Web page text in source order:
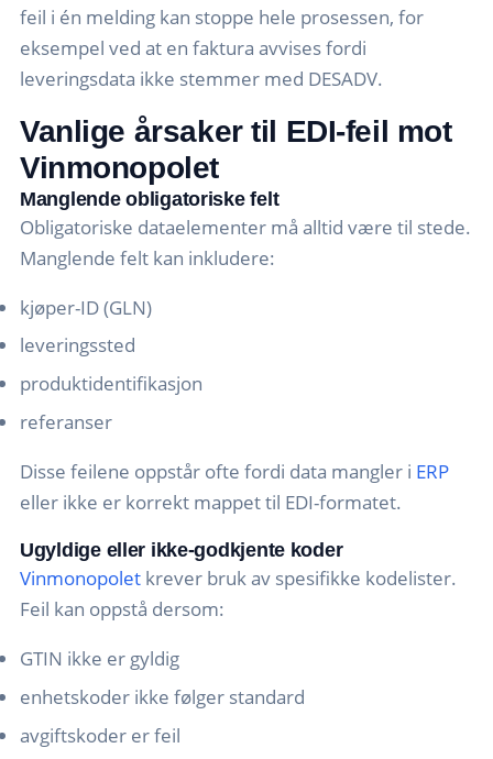
feil i én melding kan stoppe hele prosessen, for
eksempel ved at en faktura avvises fordi
leveringsdata ikke stemmer med DESADV.
Vanlige årsaker til EDI-feil mot
Vinmonopolet
Manglende obligatoriske felt
Obligatoriske dataelementer må alltid være til stede.
Manglende felt kan inkludere:
kjøper-ID (GLN)
leveringssted
produktidentifikasjon
referanser
Disse feilene oppstår ofte fordi data mangler i ERP
eller ikke er korrekt mappet til EDI-formatet.
Ugyldige eller ikke-godkjente koder
Vinmonopolet krever bruk av spesifikke kodelister.
Feil kan oppstå dersom:
GTIN ikke er gyldig
enhetskoder ikke følger standard
avgiftskoder er feil